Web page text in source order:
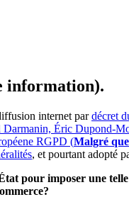
information).
internet pardécret
Darmanin, Éric Dupond-
RGPD (Malgré
, et pourtant adopté
pour imposer une